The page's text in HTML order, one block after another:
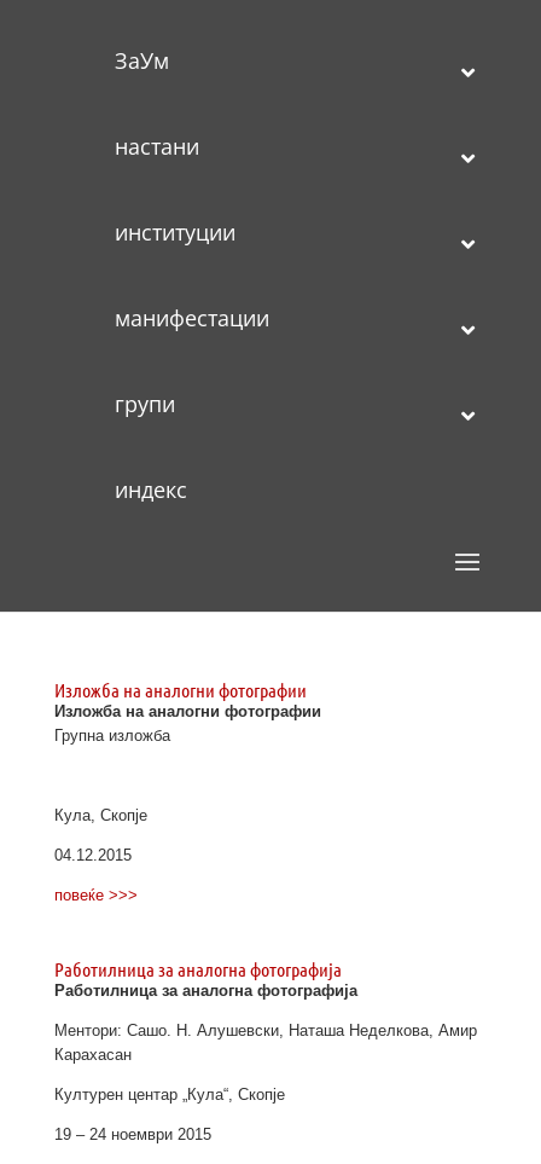
ЗаУм
настани
институции
манифестации
групи
индекс
Изложба на аналогни фотографии
Изложба на аналогни фотографии
Групна изложба
Кула, Скопје
04.12.2015
повеќе >>>
Работилница за аналогна фотографија
Работилница за аналогна фотографија
Ментори: Сашо. Н. Алушевски, Наташа Неделкова, Амир
Карахасан
Културен центар „Кула“, Скопје
19 – 24 ноември 2015